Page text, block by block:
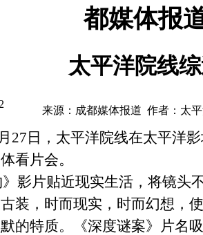
都媒体报
太平洋院线
来源：成都媒体报道 作者：太
月 27 日，太平洋院线在太平洋
看片会。
》影片贴近现实生活，将镜头
装，时而现实，时而幻想，
的特质。《深度谜案》片名